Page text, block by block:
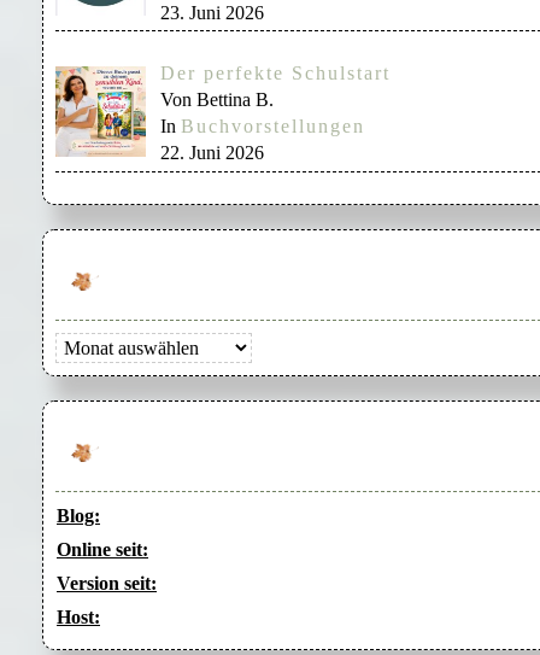
23. Juni 2026
Der perfekte Schulstart
Von Bettina B.
In Buchvorstellungen
22. Juni 2026
Archiv
Blog:
Online seit:
Version seit:
Host: